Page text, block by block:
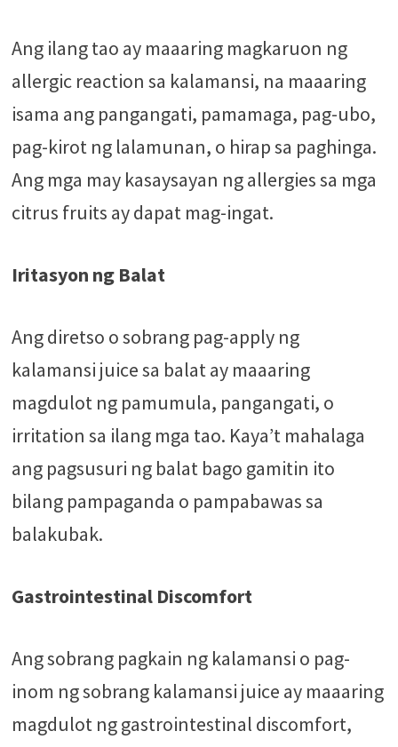
Ang ilang tao ay maaaring magkaruon ng
allergic reaction sa kalamansi, na maaaring
isama ang pangangati, pamamaga, pag-ubo,
pag-kirot ng lalamunan, o hirap sa paghinga.
Ang mga may kasaysayan ng allergies sa mga
citrus fruits ay dapat mag-ingat.
Iritasyon ng Balat
Ang diretso o sobrang pag-apply ng
kalamansi juice sa balat ay maaaring
magdulot ng pamumula, pangangati, o
irritation sa ilang mga tao. Kaya’t mahalaga
ang pagsusuri ng balat bago gamitin ito
bilang pampaganda o pampabawas sa
balakubak.
Gastrointestinal Discomfort
Ang sobrang pagkain ng kalamansi o pag-
inom ng sobrang kalamansi juice ay maaaring
magdulot ng gastrointestinal discomfort,